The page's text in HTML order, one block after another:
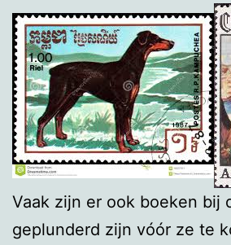
Vaak zijn er ook boeken bij
geplunderd zijn vóór ze te